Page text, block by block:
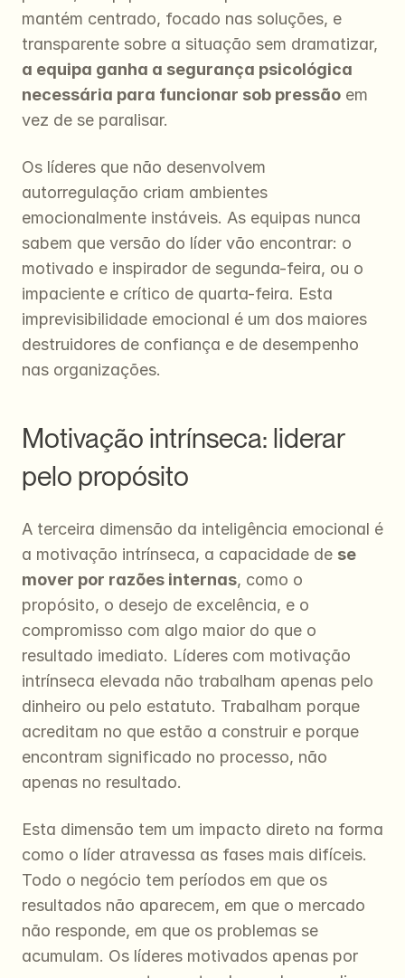
mantém centrado, focado nas soluções, e
a equipa ganha a segurança psicológica
necessária para funcionar sob pressão em
vez de se paralisar.
Os líderes que não desenvolvem
autorregulação criam ambientes
emocionalmente instáveis. As equipas nunca
sabem que versão do líder vão encontrar: o
motivado e inspirador de segunda-feira, ou o
impaciente e crítico de quarta-feira. Esta
imprevisibilidade emocional é um dos maiores
destruidores de confiança e de desempenho
nas organizações.
Motivação intrínseca: liderar
pelo propósito
A terceira dimensão da inteligência emocional é
a motivação intrínseca, a capacidade de se
mover por razões internas, como o
propósito, o desejo de excelência, e o
compromisso com algo maior do que o
resultado imediato. Líderes com motivação
intrínseca elevada não trabalham apenas pelo
dinheiro ou pelo estatuto. Trabalham porque
acreditam no que estão a construir e porque
encontram significado no processo, não
apenas no resultado.
Esta dimensão tem um impacto direto na forma
como o líder atravessa as fases mais difíceis.
Todo o negócio tem períodos em que os
resultados não aparecem, em que o mercado
não responde, em que os problemas se
acumulam. Os líderes motivados apenas por